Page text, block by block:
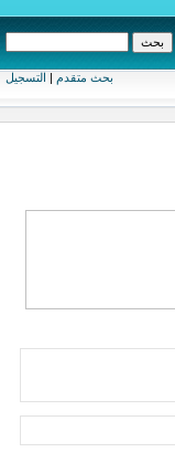
بحث متقدم | التسجيل